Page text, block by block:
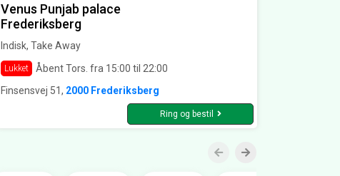
Venus Punjab palace
Frederiksberg
Indisk, Take Away
Lukket
Åbent Tors. fra 15:00 til 22:00
Finsensvej 51, 2000 Frederiksberg
Ring og bestil